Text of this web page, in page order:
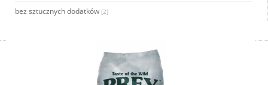
bez sztucznych dodatków [2]